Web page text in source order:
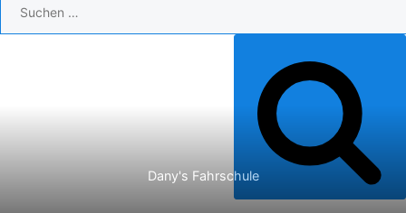
nach:
Dany's Fahrschule